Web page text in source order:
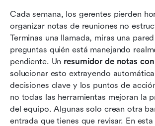
Cada semana, los gerentes pierden
organizar notas de reuniones no
Terminas una llamada, miras una
preguntas quién está manejando
pendiente. Un resumidor de notas
solucionar esto extrayendo
decisiones clave y los puntos de
no todas las herramientas mejoran la
del equipo. Algunas solo crean otra
entrada que tienes que revisar. En esta
resumir notas
Las 7 mejores aplicaciones de
notas con IA comparadas
Pasar de datos no estructurados a
gobernanza del equipo
Conclusión
Preguntas frecuentes